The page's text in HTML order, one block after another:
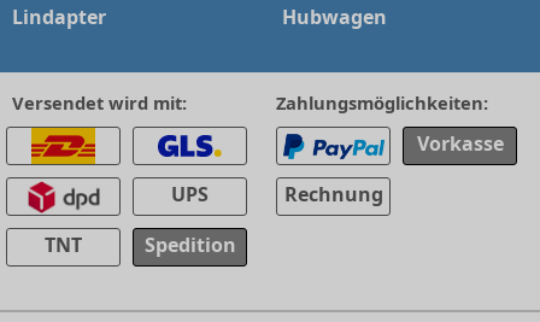
Lindapter
Hubwagen
Versendet wird mit:
UPS
TNT
Spedition
Zahlungsmöglichkeiten:
Vorkasse
Rechnung